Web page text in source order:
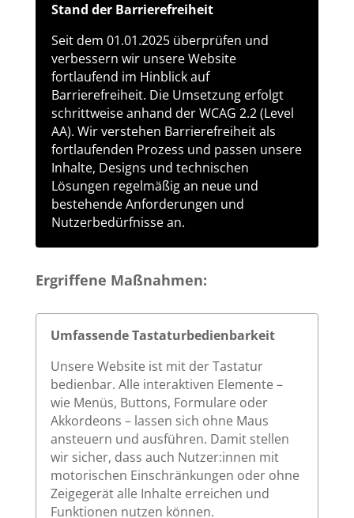
Stand der Barrierefreiheit
Seit dem 01.01.2025 überprüfen und
verbessern wir unsere Website
fortlaufend im Hinblick auf
Barrierefreiheit. Die Umsetzung erfolgt
schrittweise anhand der WCAG 2.2 (Level
AA). Wir verstehen Barrierefreiheit als
fortlaufenden Prozess und passen unsere
Inhalte, Designs und technischen
Lösungen regelmäßig an neue und
bestehende Anforderungen und
Nutzerbedürfnisse an.
Ergriffene Maßnahmen:
Umfassende Tastaturbedienbarkeit
Unsere Website ist mit der Tastatur
bedienbar. Alle interaktiven Elemente –
wie Menüs, Buttons, Formulare oder
Akkordeons – lassen sich ohne Maus
ansteuern und ausführen. Damit stellen
wir sicher, dass auch Nutzer:innen mit
motorischen Einschränkungen oder ohne
Zeigegerät alle Inhalte erreichen und
Funktionen nutzen können.